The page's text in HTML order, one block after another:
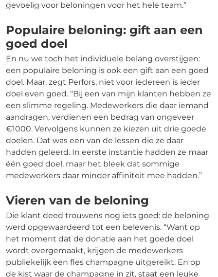
gevoelig voor beloningen voor het hele team.”
Populaire beloning: gift aan een
goed doel
En nu we toch het individuele belang overstijgen:
een populaire beloning is ook een gift aan een goed
doel. Maar, zegt Perfors, niet voor iedereen is ieder
doel even goed. “Bij een van mijn klanten hebben ze
een slimme regeling. Medewerkers die daar iemand
aandragen, verdienen een bedrag van ongeveer
€1000. Vervolgens kunnen ze kiezen uit drie goede
doelen. Dat was een van de lessen die ze daar
hadden geleerd. In eerste instantie hadden ze maar
één goed doel, maar het bleek dat sommige
medewerkers daar minder affiniteit mee hadden.”
Vieren van de beloning
Die klant deed trouwens nog iets goed: de beloning
werd opgewaardeerd tot een belevenis. “Want op
het moment dat de donatie aan het goede doel
wordt overgemaakt, krijgen de medewerkers
publiekelijk een fles champagne uitgereikt. En op
de kist waar de champagne in zit, staat een leuke